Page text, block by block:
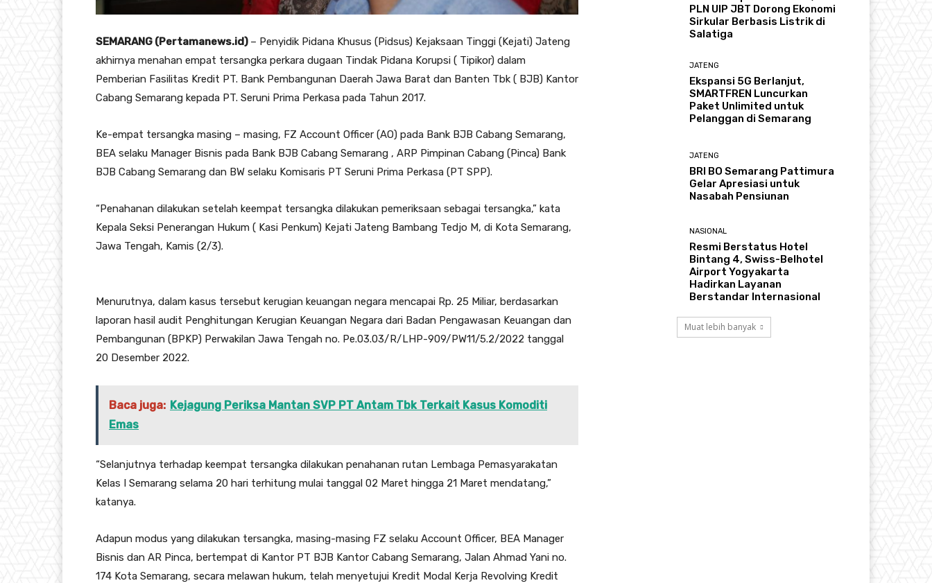
SEMARANG (Pertamanews.id) – Penyidik Pidana Khusus (Pidsus) Kejaksaan Tinggi (Kejati) Jateng
akhirnya menahan empat tersangka perkara dugaan Tindak Pidana Korupsi ( Tipikor) dalam
Pemberian Fasilitas Kredit PT. Bank Pembangunan Daerah Jawa Barat dan Banten Tbk ( BJB) Kantor
Cabang Semarang kepada PT. Seruni Prima Perkasa pada Tahun 2017.
Ke-empat tersangka masing – masing, FZ Account Officer (AO) pada Bank BJB Cabang Semarang,
BEA selaku Manager Bisnis pada Bank BJB Cabang Semarang , ARP Pimpinan Cabang (Pinca) Bank
BJB Cabang Semarang dan BW selaku Komisaris PT Seruni Prima Perkasa (PT SPP).
“Penahanan dilakukan setelah keempat tersangka dilakukan pemeriksaan sebagai tersangka,” kata
Kepala Seksi Penerangan Hukum ( Kasi Penkum) Kejati Jateng Bambang Tedjo M, di Kota Semarang,
Jawa Tengah, Kamis (2/3).
Menurutnya, dalam kasus tersebut kerugian keuangan negara mencapai Rp. 25 Miliar, berdasarkan
laporan hasil audit Penghitungan Kerugian Keuangan Negara dari Badan Pengawasan Keuangan dan
Pembangunan (BPKP) Perwakilan Jawa Tengah no. Pe.03.03/R/LHP-909/PW11/5.2/2022 tanggal
20 Desember 2022.
Baca juga: Kejagung Periksa Mantan SVP PT Antam Tbk Terkait Kasus Komoditi
Emas
“Selanjutnya terhadap keempat tersangka dilakukan penahanan rutan Lembaga Pemasyarakatan
Kelas I Semarang selama 20 hari terhitung mulai tanggal 02 Maret hingga 21 Maret mendatang,”
katanya.
Adapun modus yang dilakukan tersangka, masing-masing FZ selaku Account Officer, BEA Manager
Bisnis dan AR Pinca, bertempat di Kantor PT BJB Kantor Cabang Semarang, Jalan Ahmad Yani no.
174 Kota Semarang, secara melawan hukum, telah menyetujui Kredit Modal Kerja Revolving Kredit
PLN UIP JBT Dorong Ekonomi
Sirkular Berbasis Listrik di
Salatiga
JATENG
Ekspansi 5G Berlanjut,
SMARTFREN Luncurkan
Paket Unlimited untuk
Pelanggan di Semarang
JATENG
BRI BO Semarang Pattimura
Gelar Apresiasi untuk
Nasabah Pensiunan
NASIONAL
Resmi Berstatus Hotel
Bintang 4, Swiss-Belhotel
Airport Yogyakarta
Hadirkan Layanan
Berstandar Internasional
Muat lebih banyak